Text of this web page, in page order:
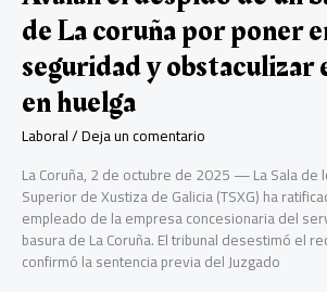
de La coruña por poner
seguridad y obstaculizar
en huelga
Laboral/Deja un comentario
La Coruña, 2 de octubre de 2025 — La Sala de
Superior de Xustiza de Galicia (TSXG) ha
empleado de la empresa concesionaria del
basura de La Coruña. El tribunal desestimó el
confirmó la sentencia previa del Juzgado